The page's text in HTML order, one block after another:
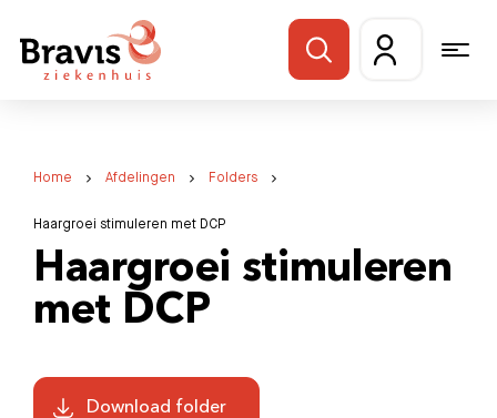
Home Afdelingen Folders
Haargroei stimuleren met DCP
Haargroei stimuleren
met DCP
Download folder